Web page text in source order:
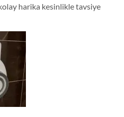
harika kesinlikle tavsiye